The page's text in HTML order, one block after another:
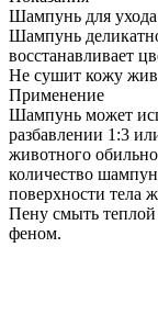
Шампунь для ухода
Шампунь
восстанавливает
Не сушит кожу
Применение
Шампунь может
разбавлении 1:3
животного
количество
поверхности тела
Пену смыть
феном.